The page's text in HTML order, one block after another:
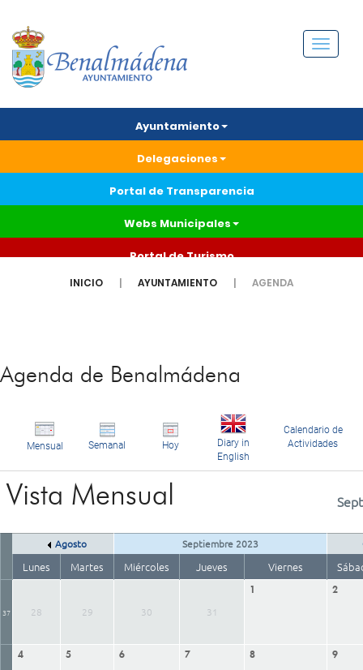
Menú
Ayuntamiento
Delegaciones
Portal de Transparencia
Webs Municipales
Portal de Turismo
INICIO AYUNTAMIENTO AGENDA
Agenda de Benalmádena
Mensual Semanal Hoy
Diary in
English
Calendario de
Actividades
Vista Mensual
Agosto Septiembre 2023
Lunes Martes Miércoles Jueves Viernes
37 28 29 30 31
1 2
4 5 6 7 8 9